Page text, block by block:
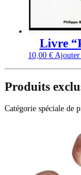
Livre
10,00 € Ajouter
Produits
Catégorie spéciale de